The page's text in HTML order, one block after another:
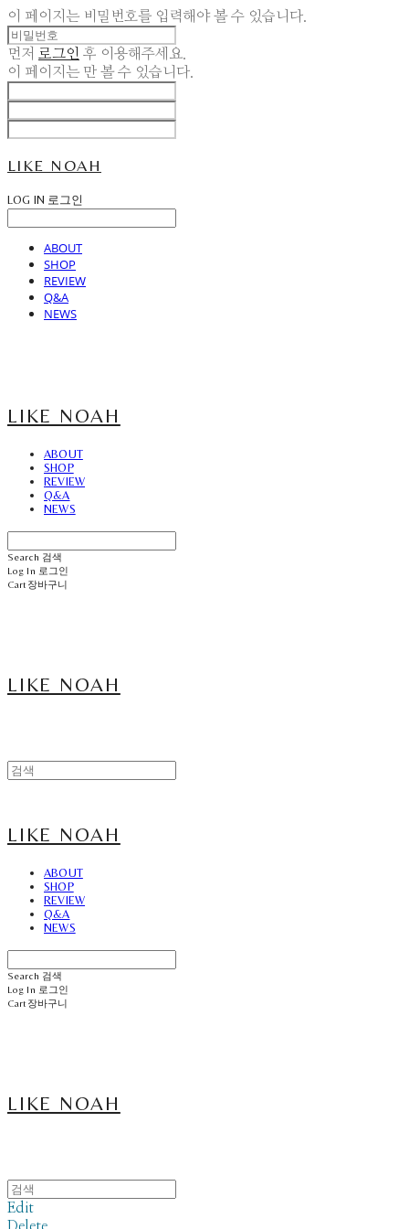
이 페이지는 비밀번호를 입력해야 볼 수 있습니다.
먼저 로그인 후 이용해주세요.
이 페이지는 만 볼 수 있습니다.
LIKE NOAH
LOG IN 로그인
ABOUT
SHOP
REVIEW
Q&A
NEWS
LIKE NOAH
ABOUT
SHOP
REVIEW
Q&A
NEWS
Search 검색
Log In 로그인
Cart장바구니
LIKE NOAH
LIKE NOAH
ABOUT
SHOP
REVIEW
Q&A
NEWS
Search 검색
Log In 로그인
Cart장바구니
LIKE NOAH
Edit